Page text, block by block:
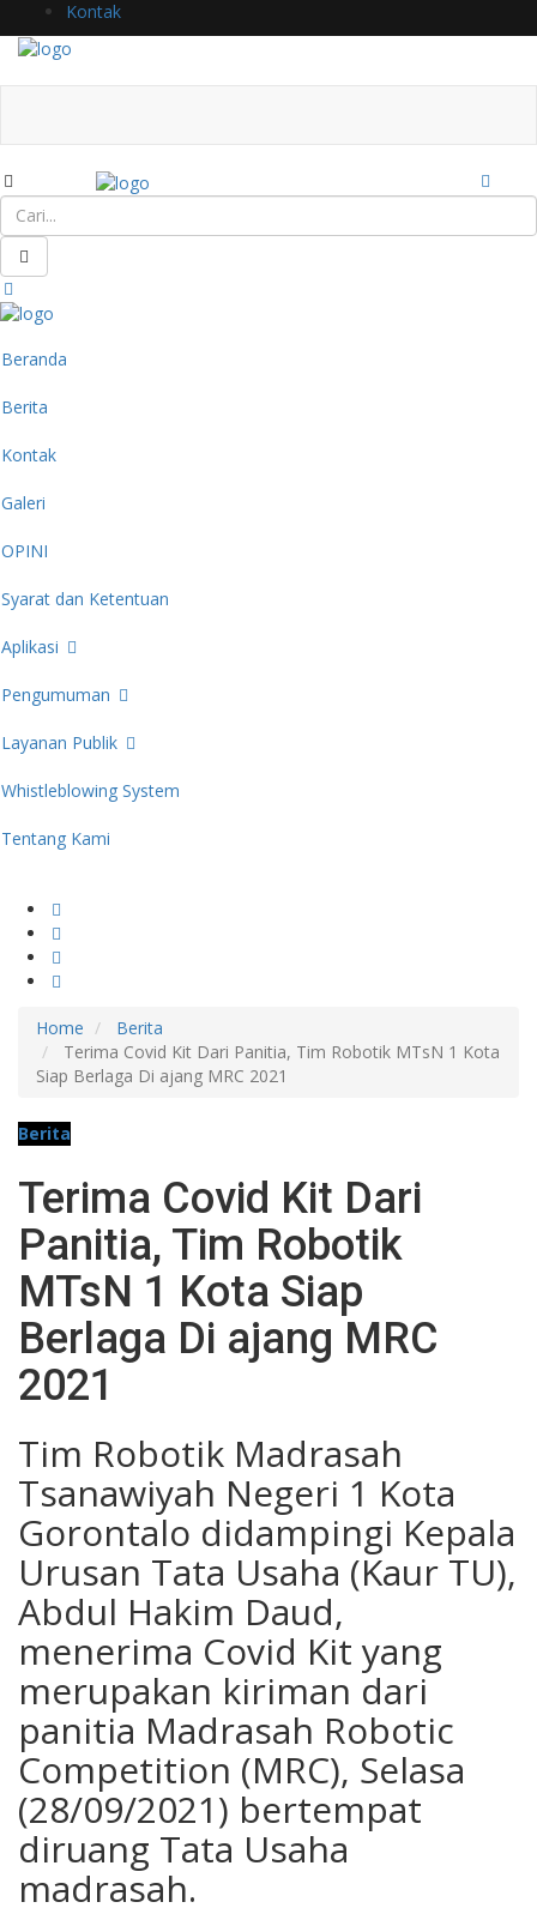
Kontak
Beranda
Berita
Kontak
Galeri
OPINI
Syarat dan Ketentuan
Aplikasi
Pengumuman
Layanan Publik
Whistleblowing System
Tentang Kami
Home
Berita
Terima Covid Kit Dari Panitia, Tim Robotik MTsN 1 Kota
Siap Berlaga Di ajang MRC 2021
Berita
Terima Covid Kit Dari
Panitia, Tim Robotik
MTsN 1 Kota Siap
Berlaga Di ajang MRC
2021
Tim Robotik Madrasah
Tsanawiyah Negeri 1 Kota
Gorontalo didampingi Kepala
Urusan Tata Usaha (Kaur TU),
Abdul Hakim Daud,
menerima Covid Kit yang
merupakan kiriman dari
panitia Madrasah Robotic
Competition (MRC), Selasa
(28/09/2021) bertempat
diruang Tata Usaha
madrasah.